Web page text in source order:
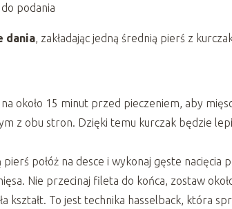
podania
dania, zakładając jedną średnią pierś z
około 15 minut przed pieczeniem, aby
z obu stron. Dzięki temu kurczak będzie
połóż na desce i wykonaj gęste nacięcia
Nie przecinaj fileta do końca, zostaw
kształt. To jest technika hasselback, która